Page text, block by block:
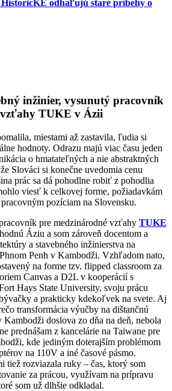
odhaľujú staré príbehy o
inžinier, vysunutý pracovník
TUKE v Ázii
miestami až zastavila, ľudia si
hodnoty. Odrazu majú viac času jeden
o hmatateľných a nie abstraktných
Slováci si konečne uvedomia cenu
prác sa dá pohodlne robiť z pohodlia
viesť k celkovej forme, požiadavkám
pozíciam na Slovensku.
pre medzinárodné vzťahy TUKE
Áziu a som zároveň docentom a
a stavebného inžinierstva na
Penh v Kambodži. Vzhľadom nato,
na forme tzv. flipped classroom za
Canvas a D2L v kooperácií s
Hays State University, svoju prácu
a prakticky kdekoľvek na svete. Aj
transformácia výučby na dištančnú
doslova zo dňa na deň, nebola
prednášam z kancelárie na Taiwane pre
kde jediným doterajším problémom
na 110V a iné časové pásmo.
tiež rozviazala ruky – čas, ktorý som
za prácou, využívam na prípravu
som už dlhšie odkladal.